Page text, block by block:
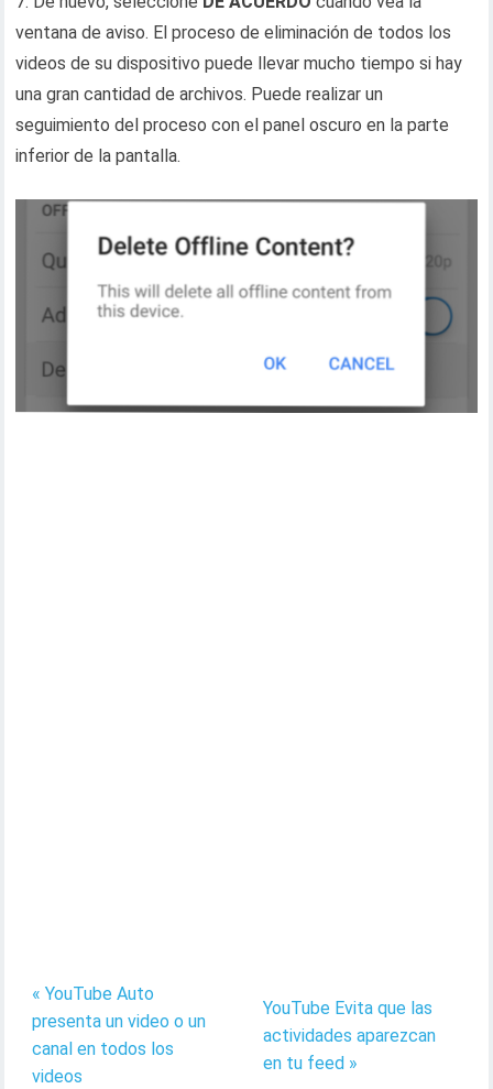
ventana de aviso. El proceso de eliminación de todos los
videos de su dispositivo puede llevar mucho tiempo si hay
una gran cantidad de archivos. Puede realizar un
seguimiento del proceso con el panel oscuro en la parte
inferior de la pantalla.
« YouTube Auto
presenta un video o un
canal en todos los
videos
YouTube Evita que las
actividades aparezcan
en tu feed »